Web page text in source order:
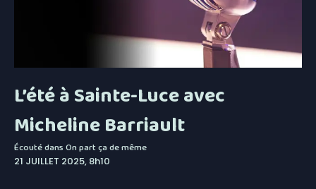
L’été à Sainte-Luce avec
Micheline Barriault
Écouté dansOn part ça de même
21 JUILLET 2025, 8h10